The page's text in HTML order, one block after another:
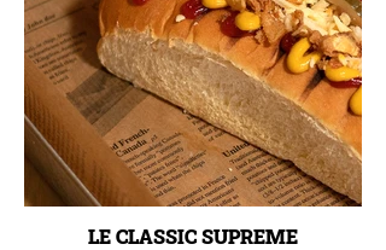
LE CLASSIC SUPREME